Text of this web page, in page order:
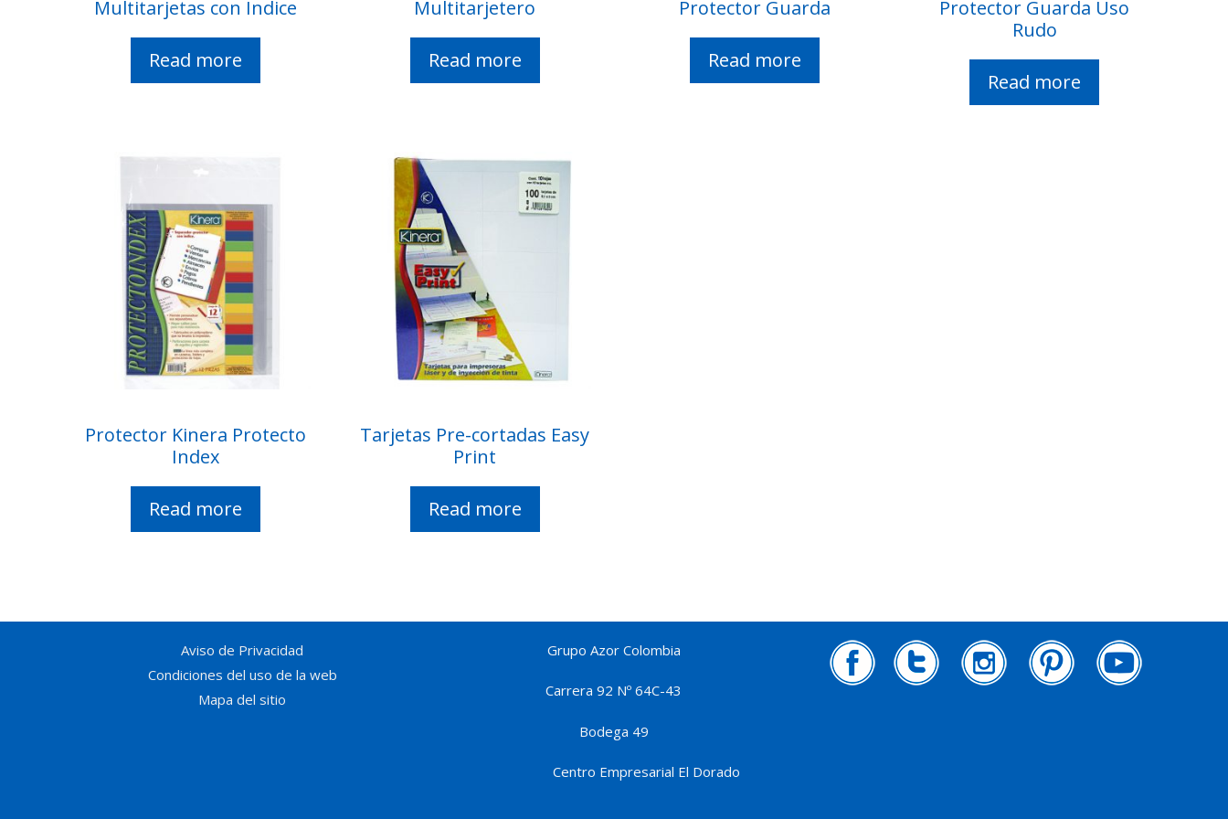
Multitarjetas con Índice
Read more
Multitarjetero
Read more
Protector Guarda
Read more
Protector Guarda Uso
Rudo
Read more
Protector Kinera Protecto
Index
Read more
Tarjetas Pre-cortadas Easy
Print
Read more
Aviso de Privacidad
Condiciones del uso de la web
Mapa del sitio
Grupo Azor Colombia
Carrera 92 Nº 64C-43
Bodega 49
Centro Empresarial El Dorado